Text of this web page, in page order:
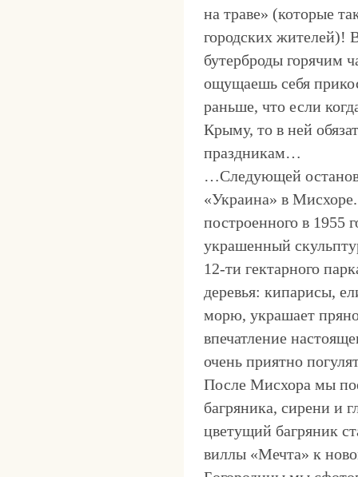
на траве» (которые
городских жителей)!
бутерброды горячим
ощущаешь себя
раньше, что если
Крыму, то в ней
праздникам…
…Следующей
«Украина» в
построенного в 1955
украшенный
12-ти гектарного
деревья: кипарисы,
морю, украшает
впечатление
очень приятно
После Мисхора мы
багряника, сирени и
цветущий багряник
виллы «Мечта» к